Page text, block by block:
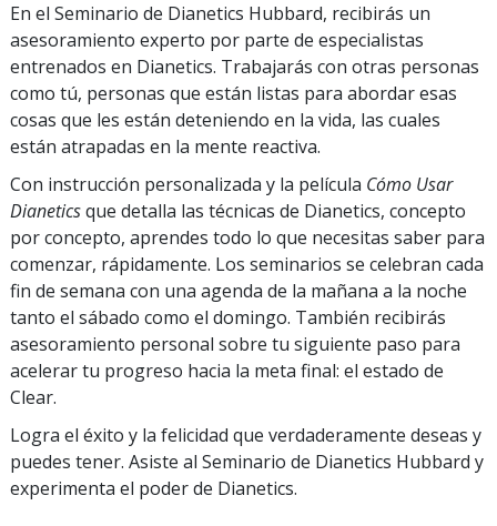
En el Seminario de Dianetics Hubbard, recibirás un
asesoramiento experto por parte de especialistas
entrenados en Dianetics. Trabajarás con otras personas
como tú, personas que están listas para abordar esas
cosas que les están deteniendo en la vida, las cuales
están atrapadas en la mente reactiva.
Con instrucción personalizada y la película Cómo Usar
Dianeticsque detalla las técnicas de Dianetics, concepto
por concepto, aprendes todo lo que necesitas saber para
comenzar, rápidamente. Los seminarios se celebran cada
fin de semana con una agenda de la mañana a la noche
tanto el sábado como el domingo. También recibirás
asesoramiento personal sobre tu siguiente paso para
acelerar tu progreso hacia la meta final: el estado de
Clear.
Logra el éxito y la felicidad que verdaderamente deseas y
puedes tener. Asiste al Seminario de Dianetics Hubbard y
experimenta el poder de Dianetics.